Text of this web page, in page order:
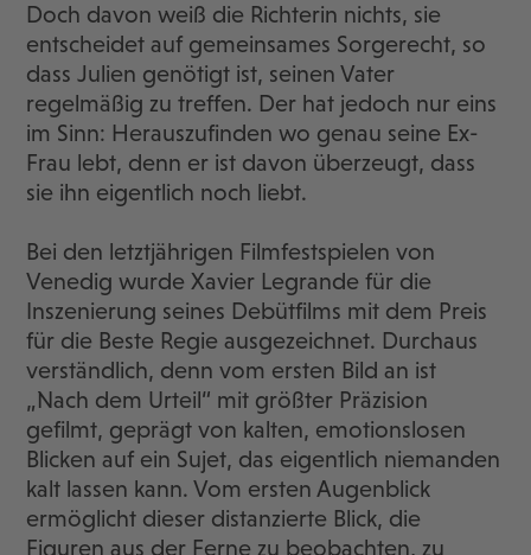
Doch davon weiß die Richterin nichts, sie
entscheidet auf gemeinsames Sorgerecht, so
dass Julien genötigt ist, seinen Vater
regelmäßig zu treffen. Der hat jedoch nur eins
im Sinn: Herauszufinden wo genau seine Ex-
Frau lebt, denn er ist davon überzeugt, dass
sie ihn eigentlich noch liebt.
Bei den letztjährigen Filmfestspielen von
Venedig wurde Xavier Legrande für die
Inszenierung seines Debütfilms mit dem Preis
für die Beste Regie ausgezeichnet. Durchaus
verständlich, denn vom ersten Bild an ist
„Nach dem Urteil“ mit größter Präzision
gefilmt, geprägt von kalten, emotionslosen
Blicken auf ein Sujet, das eigentlich niemanden
kalt lassen kann. Vom ersten Augenblick
ermöglicht dieser distanzierte Blick, die
Figuren aus der Ferne zu beobachten, zu